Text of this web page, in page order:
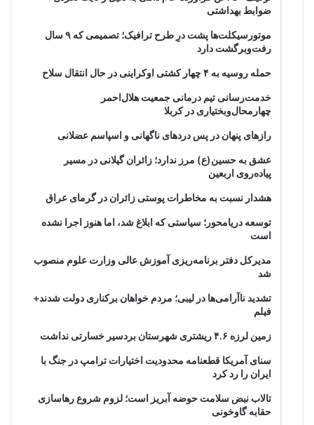
ضوابط بهداشتی
موتورسیکلت‌ها پشت درِ طرح ترافیک؛ تصمیمی که ۹ سال
رفت‌وبرگشت دارد
حمله روسیه به ۴ چهار کشتی اوکراینی در حال انتقال سلاح
خدمت‌رسانی تیم درمانی جمعیت هلال‌احمر
چهارمحال‌وبختیاری در کربلا
رازهای پنهان در پس دردهای ناگهانی و اسپاسم عضلانی
عشق به حسین(ع) مرز ندارد؛ زائران گیلانی در مسیر
پیاده‌روی اربعین
هشدار نسبت به مخاطرات پوستی زائران در گرمای عراق
توسعه دریامحور؛ سیاستی که ابلاغ شد، اما هنوز اجرا نشده
است
مدیرکل دفتر برنامه‌ریزی آموزش عالی وزارت علوم منصوب
شد
تشدید ناآرامی‌ها در لیبی؛ مردم خواهان برکناری دولت شدند+
فیلم
زمین لرزه ۴.۶ ریشتری شهرستان بردسیر خسارتی نداشت
سنای آمریکا قطعنامه محدودیت اختیارات ترامپ در جنگ با
ایران را رد کرد
تالاب نبض سلامت حوضه آبریز است؛ لزوم شروع رهاسازی
حقابه گاوخونی